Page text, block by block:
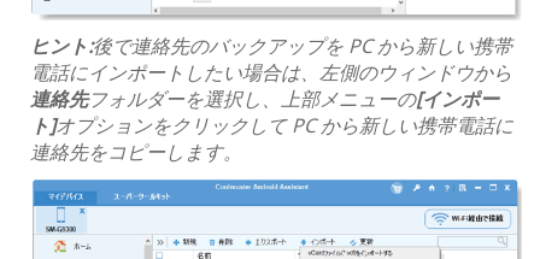
ヒント:後で連絡先のバックアップを PC から新しい携帯
電話にインポートしたい場合は、左側のウィンドウから
連絡先フォルダーを選択し、上部メニューの[インポー
ト]オプションをクリックして PC から新しい携帯電話に
連絡先をコピーします。